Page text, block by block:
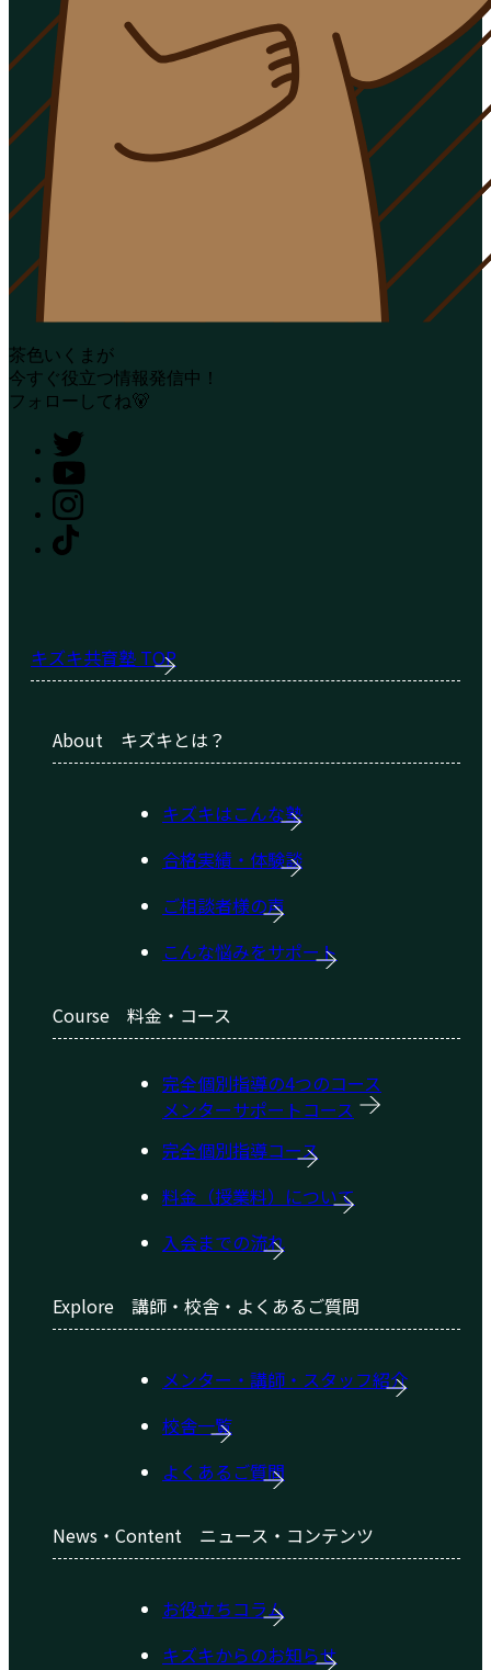
茶色いくまが
今すぐ役立つ情報発信中！
フォローしてね🐻
キズキ共育塾 TOP
About キズキとは？
キズキはこんな塾
合格実績・体験談
ご相談者様の声
こんな悩みをサポート
Course 料金・コース
完全個別指導の4つのコース
メンターサポートコース
完全個別指導コース
料金（授業料）について
入会までの流れ
Explore 講師・校舎・よくあるご質問
メンター・講師・スタッフ紹介
校舎一覧
よくあるご質問
News・Content ニュース・コンテンツ
お役立ちコラム
キズキからのお知らせ